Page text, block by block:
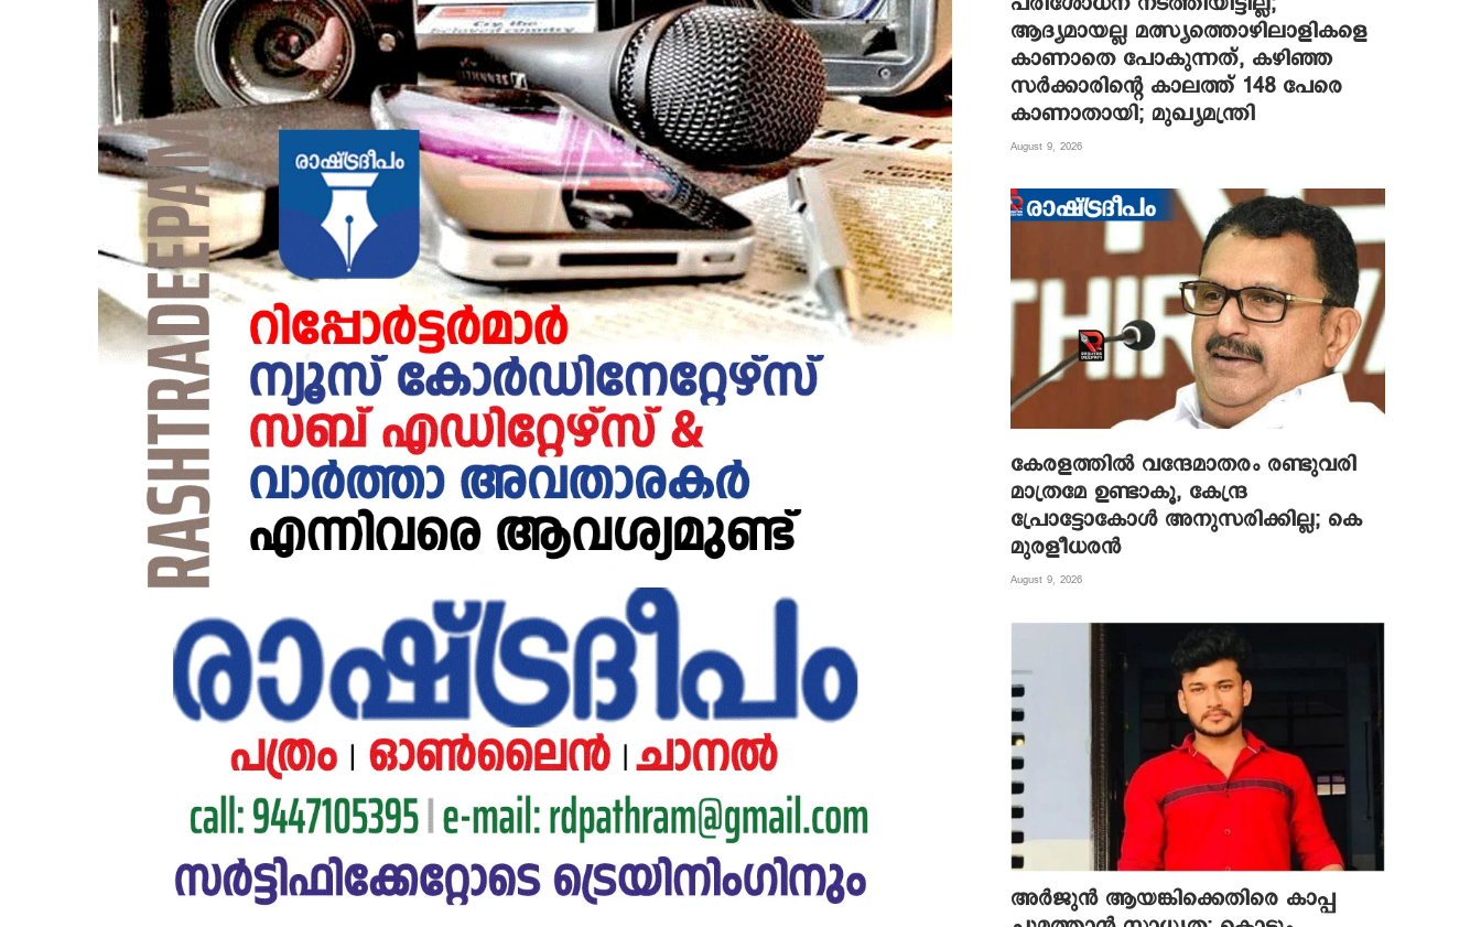
ആദ്യമായല്ല മത്സ്യത്തൊഴിലാളികളെ
കാണാതെ പോകുന്നത്, കഴിഞ്ഞ
സർക്കാരിന്റെ കാലത്ത് 148 പേരെ
കാണാതായി; മുഖ്യമന്ത്രി
August 9, 2026
കേരളത്തിൽ വന്ദേമാതരം രണ്ടുവരി
മാത്രമേ ഉണ്ടാകൂ, കേന്ദ്ര
പ്രോട്ടോകോൾ അനുസരിക്കില്ല; കെ
മുരളീധരൻ
August 9, 2026
അർജുൻ ആയങ്കിക്കെതിരെ കാപ്പ